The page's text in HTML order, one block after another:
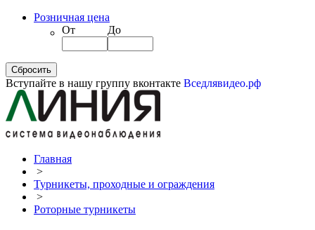
Розничная цена
От
До
Вступайте в нашу группу вконтакте Вседлявидео.рф
Главная
>
Турникеты, проходные и ограждения
>
Роторные турникеты